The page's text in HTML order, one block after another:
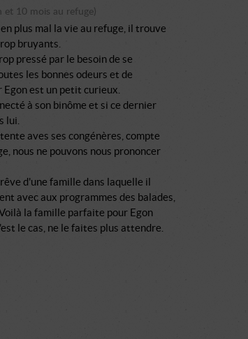
et 10 mois au refuge)
plus mal la vie au refuge, il trouve
bruyants.
pressé par le besoin de se
les bonnes odeurs et de
Egon est un petit curieux.
à son binôme et si ce dernier
lui.
aves ses congénères, compte
nous ne pouvons nous prononcer
rêve d'une famille dans laquelle il
avec aux programmes des balades,
la famille parfaite pour Egon
le cas, ne le faites plus attendre.